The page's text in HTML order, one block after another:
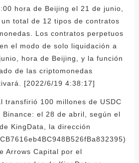
hora de Beijing el 21 de junio,
un total de 12 tipos de contratos
Los contratos perpetuos
el modo de solo liquidación a
hora de Beijing, y la función
de las criptomonedas
[2022/6/19 4:38:17]
transfirió 100 millones de USDC
Binance: el 28 de abril, según el
KingData, la dirección
Arrows Capital por el